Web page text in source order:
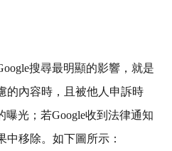
搜尋最明顯的影響，就是
的內容時，且被他人申訴時
曝光；若Google收到法律通知
中移除。如下圖所示：